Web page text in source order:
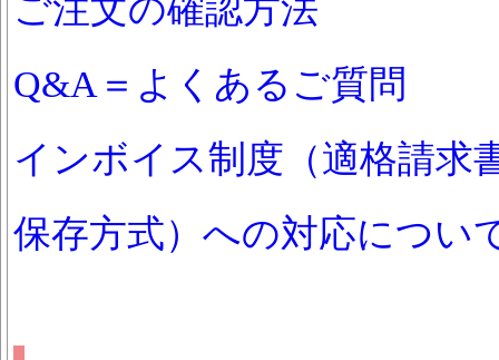
ご注文の確認方法
Q&A＝よくあるご質問
インボイス制度（適格請求
保存方式）への対応につい